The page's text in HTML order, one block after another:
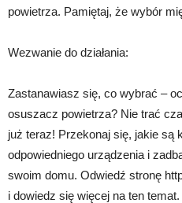
powietrza. Pamiętaj, że wybór
Wezwanie do działania:
Zastanawiasz się, co wybrać –
osuszacz powietrza? Nie trać
już teraz! Przekonaj się, jakie są
odpowiedniego urządzenia i
swoim domu. Odwiedź stronę
i dowiedz się więcej na ten